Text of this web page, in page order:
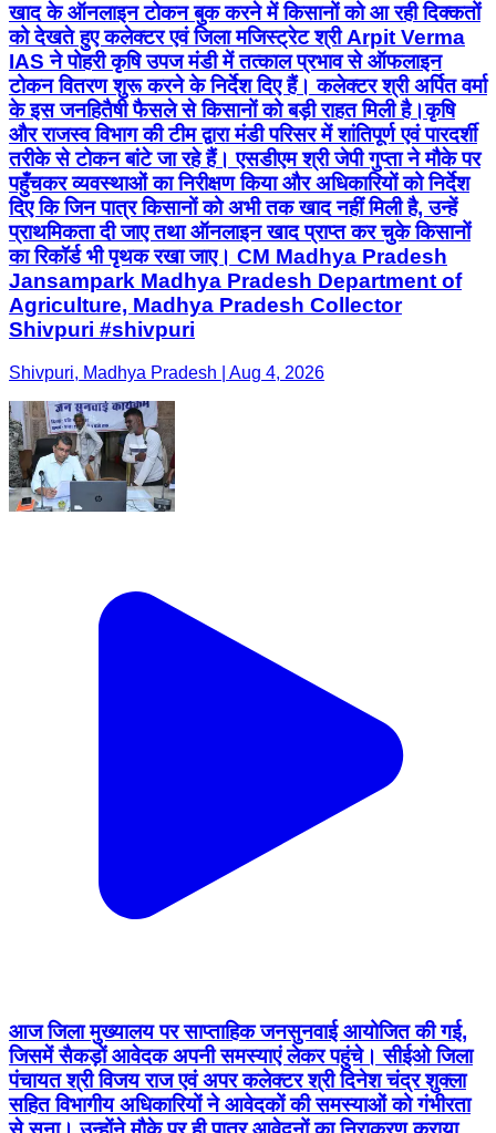
खाद के ऑनलाइन टोकन बुक करने में किसानों को आ रही दिक्कतों
को देखते हुए कलेक्टर एवं जिला मजिस्ट्रेट श्री Arpit Verma
IAS ने पोहरी कृषि उपज मंडी में तत्काल प्रभाव से ऑफलाइन
टोकन वितरण शुरू करने के निर्देश दिए हैं। कलेक्टर श्री अर्पित वर्मा
के इस जनहितैषी फैसले से किसानों को बड़ी राहत मिली है। ​कृषि
और राजस्व विभाग की टीम द्वारा मंडी परिसर में शांतिपूर्ण एवं पारदर्शी
तरीके से टोकन बांटे जा रहे हैं। एसडीएम श्री जेपी गुप्ता ने मौके पर
पहुँचकर व्यवस्थाओं का निरीक्षण किया और अधिकारियों को निर्देश
दिए कि जिन पात्र किसानों को अभी तक खाद नहीं मिली है, उन्हें
प्राथमिकता दी जाए तथा ऑनलाइन खाद प्राप्त कर चुके किसानों
का रिकॉर्ड भी पृथक रखा जाए। CM Madhya Pradesh
Jansampark Madhya Pradesh Department of
Agriculture, Madhya Pradesh Collector
Shivpuri #shivpuri
Shivpuri, Madhya Pradesh | Aug 4, 2026
आज जिला मुख्यालय पर साप्ताहिक जनसुनवाई आयोजित की गई,
जिसमें सैकड़ों आवेदक अपनी समस्याएं लेकर पहुंचे। सीईओ जिला
पंचायत श्री विजय राज एवं अपर कलेक्टर श्री दिनेश चंद्र शुक्ला
सहित विभागीय अधिकारियों ने आवेदकों की समस्याओं को गंभीरता